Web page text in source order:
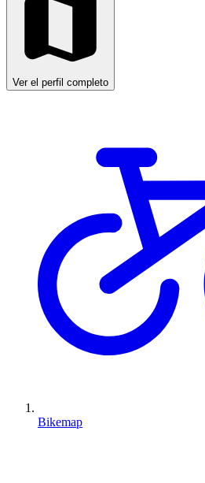
Ver el perfil completo
Bikemap